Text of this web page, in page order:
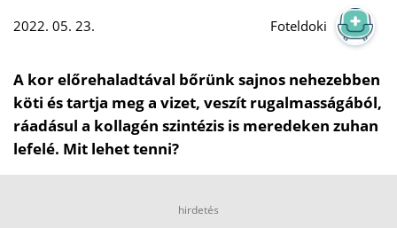
2022. 05. 23. Foteldoki
A kor előrehaladtával bőrünk sajnos nehezebben
köti és tartja meg a vizet, veszít rugalmasságából,
ráadásul a kollagén szintézis is meredeken zuhan
lefelé. Mit lehet tenni?
hirdetés